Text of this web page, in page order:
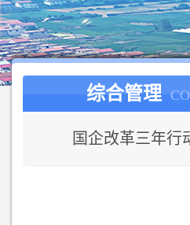
综合管理
国企改革三年行